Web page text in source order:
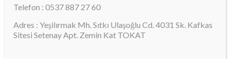
Telefon : 0537 887 27 60
Adres : Yeşilırmak Mh. Sıtkı Ulaşoğlu Cd. 4031 Sk. Kafkas
Sitesi Setenay Apt. Zemin Kat TOKAT